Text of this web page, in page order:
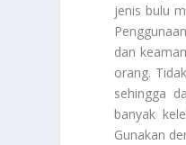
jenis bulu
dan
orang.
sehingga
banyak
Gunakan